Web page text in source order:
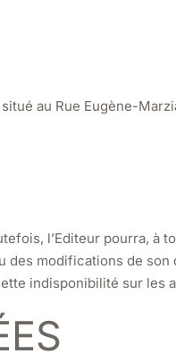
au Rue Eugène-
l’Editeur pourra, à
modifications de son
indisponibilité sur les